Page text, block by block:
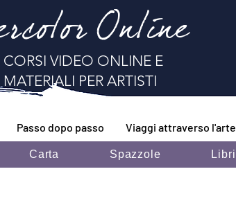
Online
CORSI VIDEO ONLINE E
MATERIALI PER ARTISTI
Passo dopo passo Viaggi attraverso l'arte
Carta Spazzole Libri